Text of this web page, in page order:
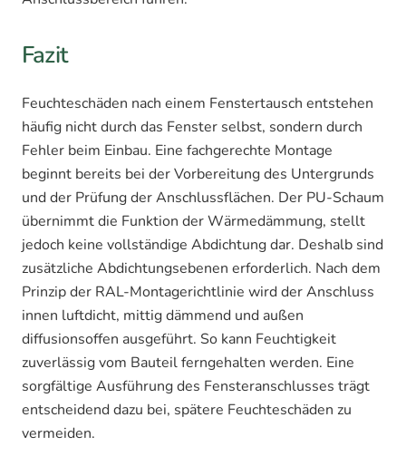
Fazit
Feuchteschäden nach einem Fenstertausch entstehen
häufig nicht durch das Fenster selbst, sondern durch
Fehler beim Einbau. Eine fachgerechte Montage
beginnt bereits bei der Vorbereitung des Untergrunds
und der Prüfung der Anschlussflächen. Der PU-Schaum
übernimmt die Funktion der Wärmedämmung, stellt
jedoch keine vollständige Abdichtung dar. Deshalb sind
zusätzliche Abdichtungsebenen erforderlich. Nach dem
Prinzip der RAL-Montagerichtlinie wird der Anschluss
innen luftdicht, mittig dämmend und außen
diffusionsoffen ausgeführt. So kann Feuchtigkeit
zuverlässig vom Bauteil ferngehalten werden. Eine
sorgfältige Ausführung des Fensteranschlusses trägt
entscheidend dazu bei, spätere Feuchteschäden zu
vermeiden.